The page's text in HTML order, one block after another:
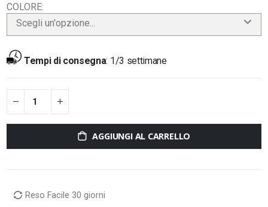
COLORE
Scegli un'opzione...
Tempi di consegna: 1/3 settimane
AGGIUNGI AL CARRELLO
Reso Facile 30 giorni